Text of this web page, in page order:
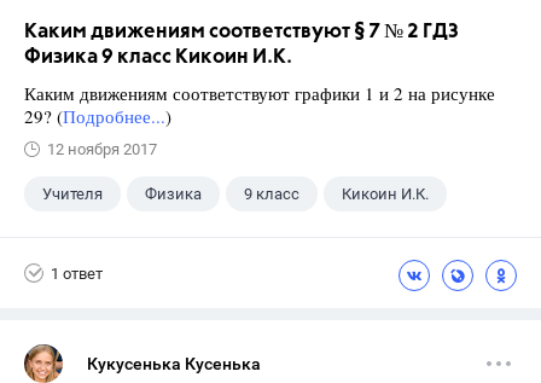
Каким движениям соответствуют § 7 № 2 ГДЗ
Физика 9 класс Кикоин И.К.
Каким движениям соответствуют графики 1 и 2 на рисунке
29? (Подробнее...)
12 ноября 2017
Учителя Физика 9 класс Кикоин И.К.
1 ответ
Кукусенька Кусенька